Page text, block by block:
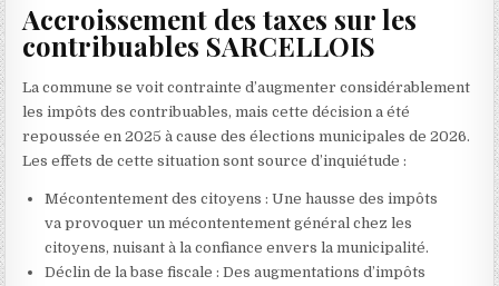
Accroissement des taxes sur les
contribuables SARCELLOIS
La commune se voit contrainte d’augmenter considérablement
les impôts des contribuables, mais cette décision a été
repoussée en 2025 à cause des élections municipales de 2026.
Les effets de cette situation sont source d’inquiétude :
Mécontentement des citoyens : Une hausse des impôts
va provoquer un mécontentement général chez les
citoyens, nuisant à la confiance envers la municipalité.
Déclin de la base fiscale : Des augmentations d’impôts